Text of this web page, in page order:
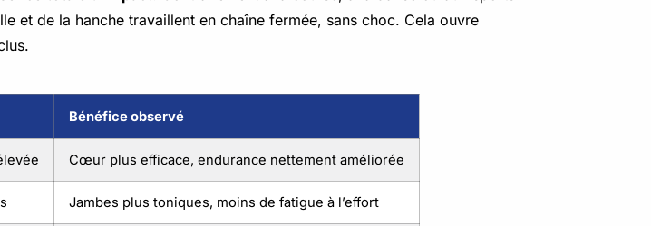
et de la hanche travaillent en chaîne fermée, sans choc. Cela ouvre
Bénéfice observé
Cœur plus efficace, endurance nettement améliorée
Jambes plus toniques, moins de fatigue à l’effort